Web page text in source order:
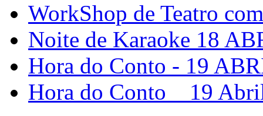
WorkShop de Teatro
Noite de Karaoke 18
Hora do Conto - 19
Hora do Conto _ 19